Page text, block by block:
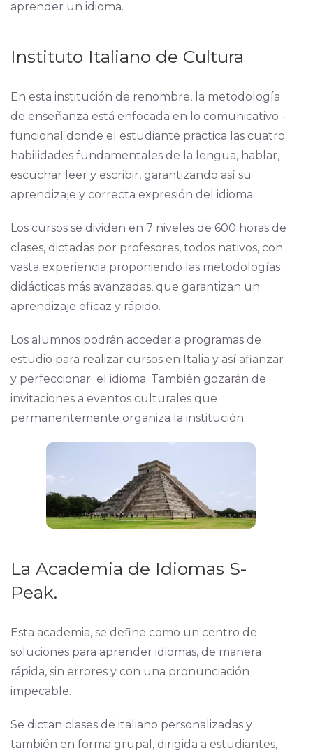
aprender un idioma.
Instituto Italiano de Cultura
En esta institución de renombre, la metodología
de enseñanza está enfocada en lo comunicativo -
funcional donde el estudiante practica las cuatro
habilidades fundamentales de la lengua, hablar,
escuchar leer y escribir, garantizando así su
aprendizaje y correcta expresión del idioma.
Los cursos se dividen en 7 niveles de 600 horas de
clases, dictadas por profesores, todos nativos, con
vasta experiencia proponiendo las metodologías
didácticas más avanzadas, que garantizan un
aprendizaje eficaz y rápido.
Los alumnos podrán acceder a programas de
estudio para realizar cursos en Italia y así afianzar
y perfeccionar el idioma. También gozarán de
invitaciones a eventos culturales que
permanentemente organiza la institución.
La Academia de Idiomas S-
Peak.
Esta academia, se define como un centro de
soluciones para aprender idiomas, de manera
rápida, sin errores y con una pronunciación
impecable.
Se dictan clases de italiano personalizadas y
también en forma grupal, dirigida a estudiantes,